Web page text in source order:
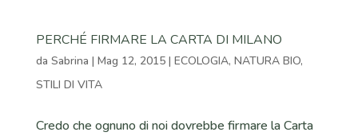
PERCHÉ FIRMARE LA CARTA DI MILANO
da Sabrina | Mag 12, 2015| ECOLOGIA, NATURA BIO,
STILI DI VITA
Credo che ognuno di noi dovrebbe firmare la Carta